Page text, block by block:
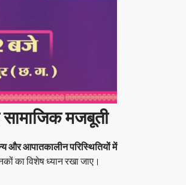
मजबूती
और आपातकालीन परिस्थितियों में
का विशेष ध्यान रखा जाए।